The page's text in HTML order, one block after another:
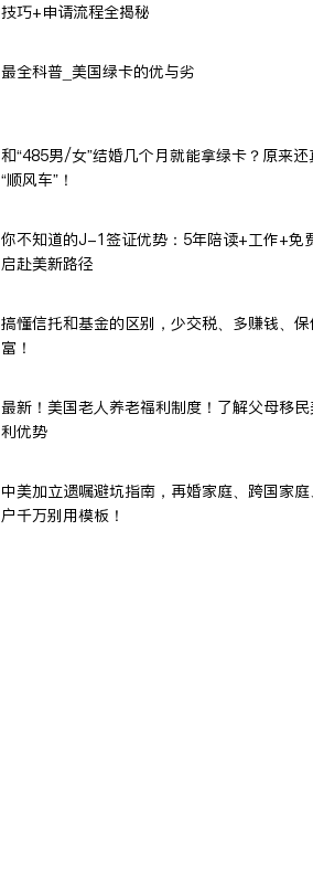
技巧+申请流程全揭秘
最全科普_美国绿卡的优与劣
和“485男/女”结婚几个月就能拿绿卡？原来
“顺风车”！
你不知道的J-1签证优势：5年陪读+工作+免
启赴美新路径
搞懂信托和基金的区别，少交税、多赚钱、
富！
最新！美国老人养老福利制度！了解父母移
利优势
中美加立遗嘱避坑指南，再婚家庭、跨国家
户千万别用模板！